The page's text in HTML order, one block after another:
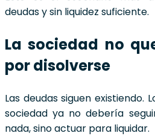
deudas y sin liquidez suficiente.
La sociedad no
por disolverse
Las deudas siguen existiendo.
sociedad ya no debería
nada, sino actuar para liquidar.